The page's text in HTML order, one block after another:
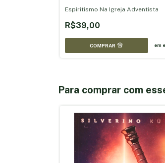
Espiritismo Na Igreja Adventista
R$39,00
em
Para comprar com